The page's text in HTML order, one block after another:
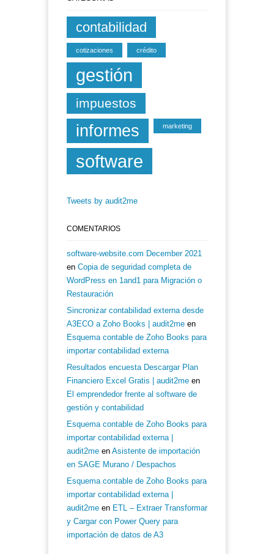
contabilidad
cotizaciones crédito
gestión
impuestos
informes marketing
software
Tweets by audit2me
COMENTARIOS
software-website.com December 2021
en Copia de seguridad completa de
WordPress en 1and1 para Migración o
Restauración
Sincronizar contabilidad externa desde
A3ECO a Zoho Books | audit2me en
Esquema contable de Zoho Books para
importar contabilidad externa
Resultados encuesta Descargar Plan
Financiero Excel Gratis | audit2me en
El emprendedor frente al software de
gestión y contabilidad
Esquema contable de Zoho Books para
importar contabilidad externa |
audit2me en Asistente de importación
en SAGE Murano / Despachos
Esquema contable de Zoho Books para
importar contabilidad externa |
audit2me en ETL – Extraer Transformar
y Cargar con Power Query para
importación de datos de A3